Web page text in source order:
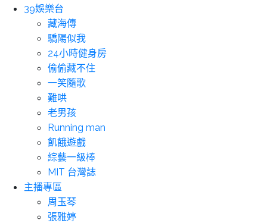
39娛樂台
藏海傳
驕陽似我
24小時健身房
偷偷藏不住
一笑隨歌
難哄
老男孩
Running man
飢餓遊戲
綜藝一級棒
MIT 台灣誌
主播專區
周玉琴
張雅婷